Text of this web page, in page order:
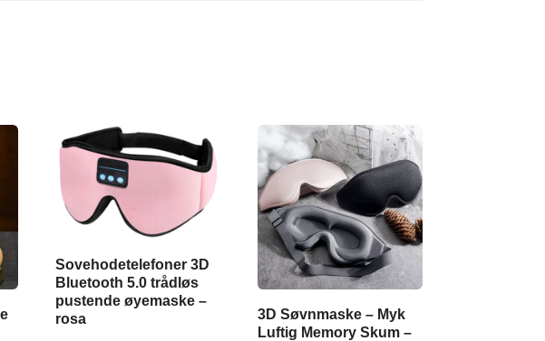
Sovehodetelefoner 3D
Bluetooth 5.0 trådløs
pustende øyemaske –
rosa
3D Søvnmaske – Myk
Luftig Memory Skum –